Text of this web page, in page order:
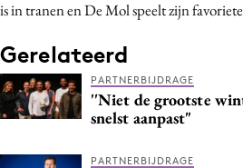
is in tranen en De Mol speelt zijn
Gerelateerd
PARTNERBIJDRAGE
''Niet de grootste
snelst aanpast"
PARTNERBIJDRAGE